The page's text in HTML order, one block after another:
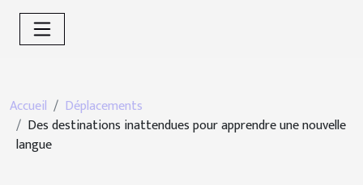
Accueil
Déplacements
Des destinations inattendues pour apprendre une nouvelle
langue